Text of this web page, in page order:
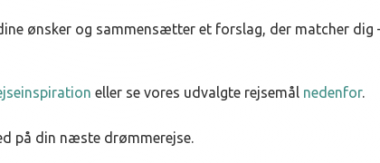
ønsker og sammensætter et forslag, der matcher
eller se vores udvalgte rejsemål nedenfor.
på din næste drømmerejse.